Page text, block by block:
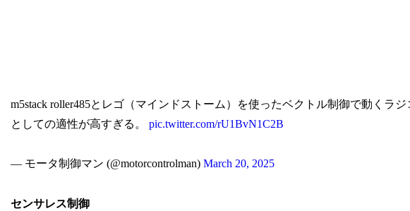
m5stack roller485とレゴ（マインドストーム）を使ったベクトル制御で動くラ
としての適性が高すぎる。 pic.twitter.com/rU1BvN1C2B
— モータ制御マン (@motorcontrolman) March 20, 2025
センサレス制御